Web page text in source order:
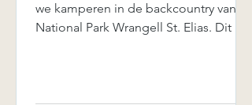
we kamperen in de backcountry van
National Park Wrangell St. Elias. Dit is